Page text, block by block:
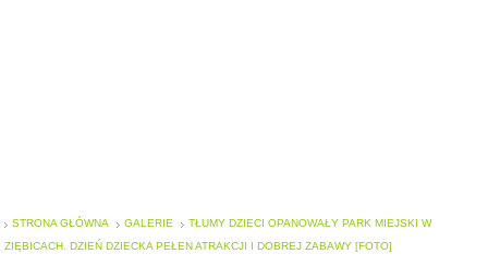
STRONA GŁÓWNA GALERIE
TŁUMY DZIECI OPANOWAŁY PARK MIEJSKI W
ZIĘBICACH. DZIEŃ DZIECKA PEŁEN ATRAKCJI I DOBREJ ZABAWY [FOTO]